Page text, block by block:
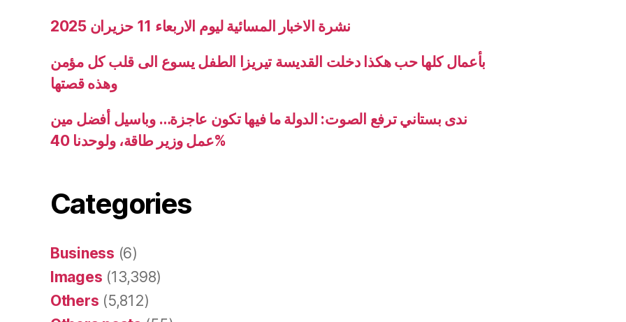
نشرة الاخبار المسائية ليوم الاربعاء 11 حزيران 2025
بأعمال كلها حب هكذا دخلت القديسة تيريزا الطفل يسوع الى قلب كل مؤمن
وهذه قصتها
ندى بستاني ترفع الصوت: الدولة ما فيها تكون عاجزة… وباسيل أفضل مين
عمل وزير طاقة، ولوحدنا 40%
Categories
Business (6)
Images (13,398)
Others (5,812)